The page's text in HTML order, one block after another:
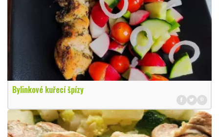
Bylinkové kuřecí špízy